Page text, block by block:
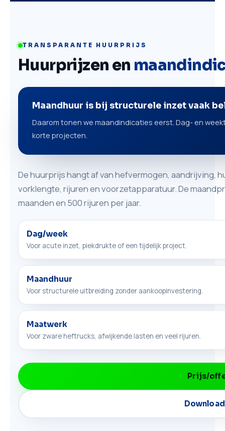
TRANSPARANTE HUURPRIJS
Huurprijzen en
Maandhuur is bij structurele inzet vaak
Daarom tonen we maandindicaties eerst. Dag- en
korte projecten.
De huurprijs hangt af van hefvermogen, aandrijving,
vorklengte, rijuren en voorzetapparatuur. De
maanden en 500 rijuren per jaar.
Dag/week
Voor acute inzet, piekdrukte of een tijdelijk project.
Maandhuur
Voor structurele uitbreiding zonder aankoopinvestering.
Maatwerk
Voor zware heftrucks, afwijkende lasten en veel rijuren.
Prijs/